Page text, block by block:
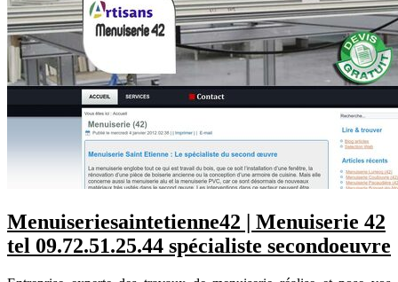
Menuiseriesain­te­tien­ne42 | Menuiserie 42
tel 09.72.51.25.44 spécialiste secondoeuvre